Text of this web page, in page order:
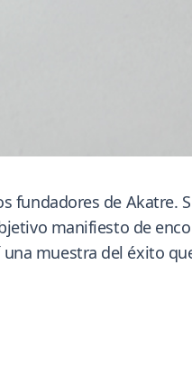
fundadores de
manifiesto de
muestra del éxito